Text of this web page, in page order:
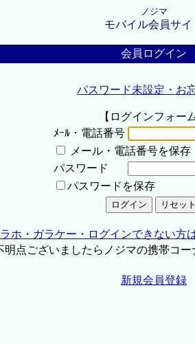
ノジマ
モバイル会員サイ
会員ログイン
パスワード未設定・お
【ログインフォーム
ﾒｰﾙ・電話番号
メール・電話番号を保存
パスワード
パスワードを保存
ホ・ガラケー・ログインできない方
点ございましたらノジマの携帯コー
新規会員登録